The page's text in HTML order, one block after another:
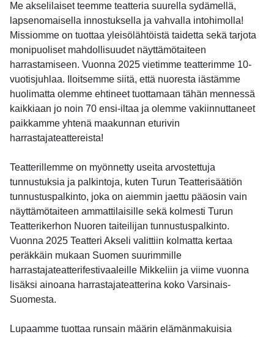
Me akselilaiset teemme teatteria suurella sydämellä,
lapsenomaisella innostuksella ja vahvalla intohimolla!
Missiomme on tuottaa yleisölähtöistä taidetta sekä tarjota
monipuoliset mahdollisuudet näyttämötaiteen
harrastamiseen. Vuonna 2025 vietimme teatterimme 10-
vuotisjuhlaa. Iloitsemme siitä, että nuoresta iästämme
huolimatta olemme ehtineet tuottamaan tähän mennessä
kaikkiaan jo noin 70 ensi-iltaa ja olemme vakiinnuttaneet
paikkamme yhtenä maakunnan eturivin
harrastajateattereista!
Teatterillemme on myönnetty useita arvostettuja
tunnustuksia ja palkintoja, kuten Turun Teatterisäätiön
tunnustuspalkinto, joka on aiemmin jaettu pääosin vain
näyttämötaiteen ammattilaisille sekä kolmesti Turun
Teatterikerhon Nuoren taiteilijan tunnustuspalkinto.
Vuonna 2025 Teatteri Akseli valittiin kolmatta kertaa
peräkkäin mukaan Suomen suurimmille
harrastajateatterifestivaaleille Mikkeliin ja viime vuonna
lisäksi ainoana harrastajateatterina koko Varsinais-
Suomesta.
Lupaamme tuottaa runsain määrin elämänmakuisia